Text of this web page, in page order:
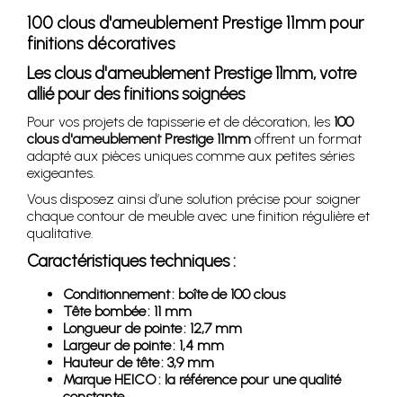
100 clous d'ameublement Prestige 11mm pour
finitions décoratives
Les clous d'ameublement Prestige 11mm, votre
allié pour des finitions soignées
Pour vos projets de tapisserie et de décoration, les 100
clous d'ameublement Prestige 11mm offrent un format
adapté aux pièces uniques comme aux petites séries
exigeantes.
Vous disposez ainsi d’une solution précise pour soigner
chaque contour de meuble avec une finition régulière et
qualitative.
Caractéristiques techniques :
Conditionnement : boîte de 100 clous
Tête bombée : 11 mm
Longueur de pointe : 12,7 mm
Largeur de pointe : 1,4 mm
Hauteur de tête : 3,9 mm
Marque HEICO : la référence pour une qualité